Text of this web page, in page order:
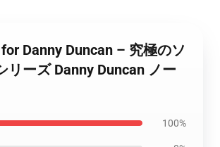
Danny Duncan – 究極のソ
リーズ Danny Duncan ノー
100%